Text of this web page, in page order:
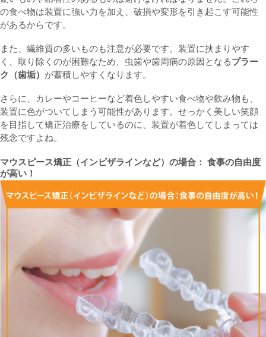
の食べ物は装置に強い力を加え、破損や変形を引き起こす可能性
があるからです。
また、繊維質の多いものも注意が必要です。装置に挟まりやす
く、取り除くのが困難なため、虫歯や歯周病の原因となるプラー
ク（歯垢） が蓄積しやすくなります。
さらに、カレーやコーヒーなど着色しやすい食べ物や飲み物も、
装置に色がついてしまう可能性があります。せっかく美しい笑顔
を目指して矯正治療をしているのに、装置が着色してしまっては
残念ですよね。
マウスピース矯正（インビザラインなど）の場合： 食事の自由度
が高い！